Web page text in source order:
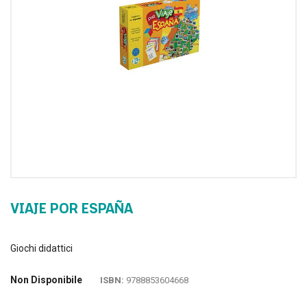
VIAJE POR ESPAÑA
Non Disponibile ISBN: 9788853604668
Giochi didattici